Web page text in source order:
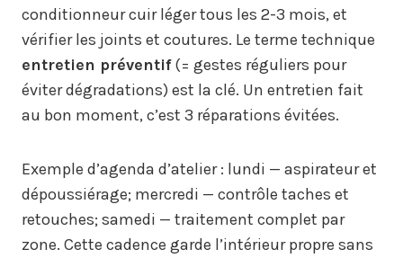
conditionneur cuir léger tous les 2-3 mois, et
vérifier les joints et coutures. Le terme technique
entretien préventif(= gestes réguliers pour
éviter dégradations) est la clé. Un entretien fait
au bon moment, c’est 3 réparations évitées.
Exemple d’agenda d’atelier : lundi — aspirateur et
dépoussiérage; mercredi — contrôle taches et
retouches; samedi — traitement complet par
zone. Cette cadence garde l’intérieur propre sans